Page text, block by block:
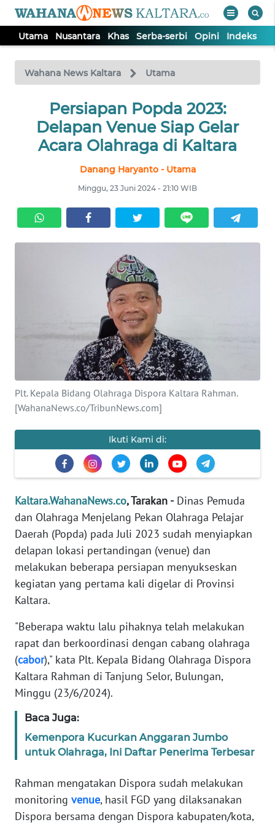
Utama Nusantara Khas Serba-serbi Opini Indeks
Wahana News Kaltara Utama
Persiapan Popda 2023:
Delapan Venue Siap Gelar
Acara Olahraga di Kaltara
Danang Haryanto - Utama
Minggu, 23 Juni 2024 - 21:10 WIB
Plt. Kepala Bidang Olahraga Dispora Kaltara Rahman.
[WahanaNews.co/TribunNews.com]
Ikuti Kami di:
Kaltara.WahanaNews.co, Tarakan -Dinas Pemuda
dan Olahraga Menjelang Pekan Olahraga Pelajar
Daerah (Popda) pada Juli 2023 sudah menyiapkan
delapan lokasi pertandingan (venue) dan
melakukan beberapa persiapan menyukseskan
kegiatan yang pertama kali digelar di Provinsi
Kaltara.
"Beberapa waktu lalu pihaknya telah melakukan
rapat dan berkoordinasi dengan cabang olahraga
(cabor)," kata Plt. Kepala Bidang Olahraga Dispora
Kaltara Rahman di Tanjung Selor, Bulungan,
Minggu (23/6/2024).
Baca Juga:
Kemenpora Kucurkan Anggaran Jumbo
untuk Olahraga, Ini Daftar Penerima Terbesar
Rahman mengatakan Dispora sudah melakukan
monitoring venue, hasil FGD yang dilaksanakan
Dispora bersama dengan Dispora kabupaten/kota,
TV
Tutup
NUSANTARA
SERBA-
SERBI
INFO
PEDOMAN
MEDIA
SIBER
REDAKSI
KARIR
DISCLAIMER
Wahana
News
Regional
SUMUT
WN
WN
JABAR